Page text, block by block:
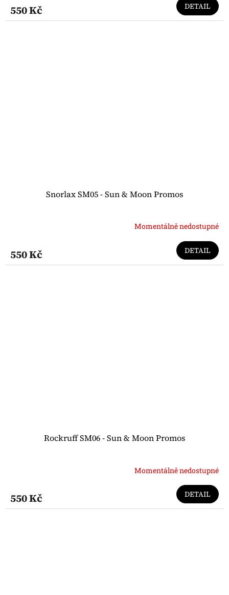
550 Kč DETAIL
Snorlax SM05 - Sun & Moon Promos
Momentálně nedostupné
550 Kč DETAIL
Rockruff SM06 - Sun & Moon Promos
Momentálně nedostupné
550 Kč DETAIL